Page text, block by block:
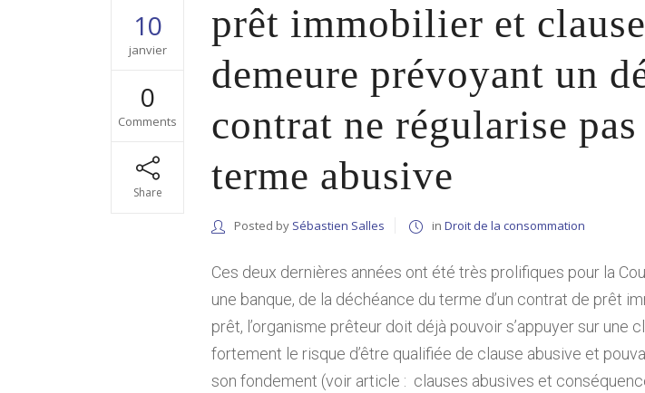
10
janvier
0
Comments
Share
prêt immobilier et
demeure prévoyant un
contrat ne régularise
terme abusive
Posted by Sébastien Salles in Droit de la consommation
Ces deux dernières années ont été très prolifiques pour la
une banque, de la déchéance du terme d’un contrat de prêt
prêt, l’organisme prêteur doit déjà pouvoir s’appuyer sur
fortement le risque d’être qualifiée de clause abusive et
son fondement (voir article : clauses abusives et